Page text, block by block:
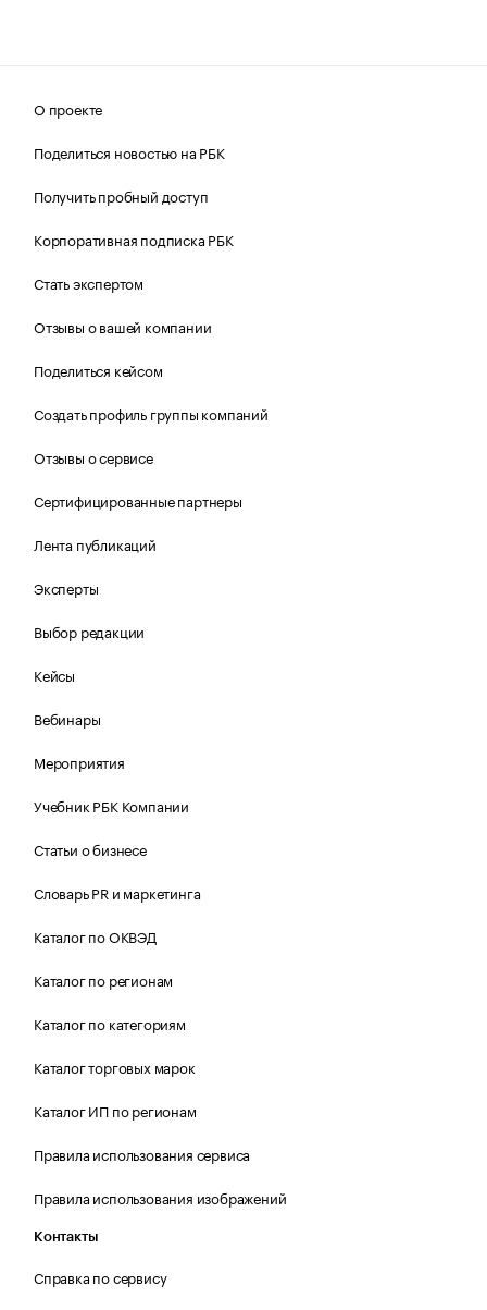
О проекте
Поделиться новостью на РБК
Получить пробный доступ
Корпоративная подписка РБК
Стать экспертом
Отзывы о вашей компании
Поделиться кейсом
Создать профиль группы компаний
Отзывы о сервисе
Сертифицированные партнеры
Лента публикаций
Эксперты
Выбор редакции
Кейсы
Вебинары
Мероприятия
Учебник РБК Компании
Статьи о бизнесе
Словарь PR и маркетинга
Каталог по ОКВЭД
Каталог по регионам
Каталог по категориям
Каталог торговых марок
Каталог ИП по регионам
Правила использования сервиса
Правила использования изображений
Контакты
Справка по сервису